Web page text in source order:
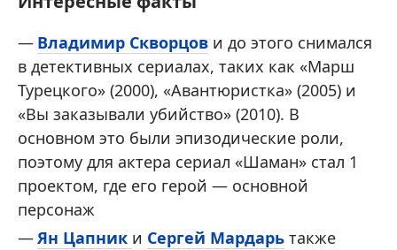
Владимир Скворцов и до этого снимался
в детективных сериалах, таких как «Марш
Турецкого» (2000), «Авантюристка» (2005) и
«Вы заказывали убийство» (2010). В
основном это были эпизодические роли,
поэтому для актера сериал «Шаман» стал 1
проектом, где его герой — основной
персонаж
Ян Цапник и Сергей Мардарь также